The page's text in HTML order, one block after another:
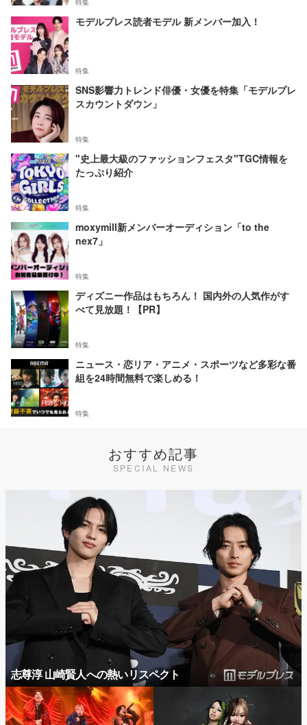
特集
モデルプレス読者モデル 新メンバー加入！
特集
SNS影響力トレンド俳優・女優を特集「モデルプレ
スカウントダウン」
特集
"史上最大級のファッションフェスタ"TGC情報を
たっぷり紹介
特集
moxymill新メンバーオーディション「to the
nex7」
特集
ディズニー作品はもちろん！ 国内外の人気作がす
べて見放題！【PR】
特集
ニュース・恋リア・アニメ・スポーツなど多彩な番
組を24時間無料で楽しめる！
特集
おすすめ記事
SPECIAL NEWS
志尊淳 山崎賢人への熱いリスペクト